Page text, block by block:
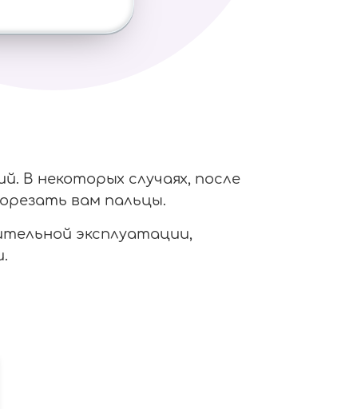
В некоторых случаях, после
вам пальцы.
эксплуатации,